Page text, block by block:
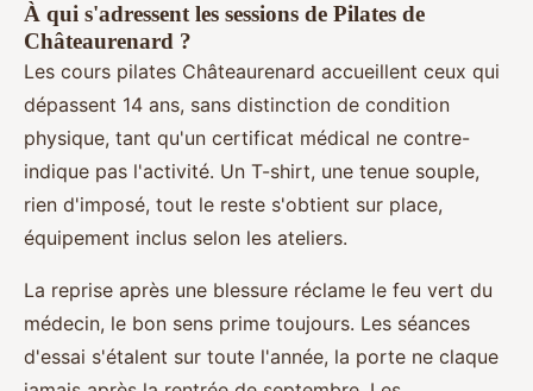
À qui s'adressent les sessions de Pilates de
Châteaurenard ?
Les cours pilates Châteaurenard accueillent ceux qui
dépassent 14 ans, sans distinction de condition
physique, tant qu'un certificat médical ne contre-
indique pas l'activité. Un T-shirt, une tenue souple,
rien d'imposé, tout le reste s'obtient sur place,
équipement inclus selon les ateliers.
La reprise après une blessure réclame le feu vert du
médecin, le bon sens prime toujours. Les séances
d'essai s'étalent sur toute l'année, la porte ne claque